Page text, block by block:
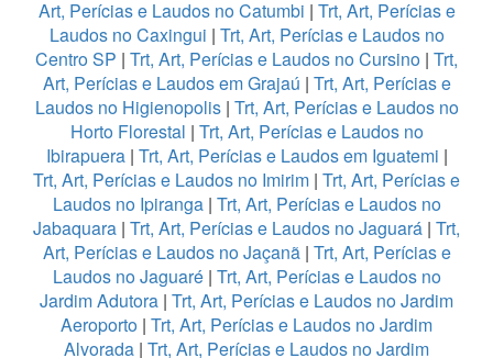
Art, Perícias e Laudos no Catumbi | Trt, Art, Perícias e
Laudos no Caxingui | Trt, Art, Perícias e Laudos no
Centro SP | Trt, Art, Perícias e Laudos no Cursino | Trt,
Art, Perícias e Laudos em Grajaú | Trt, Art, Perícias e
Laudos no Higienopolis| Trt, Art, Perícias e Laudos no
Horto Florestal | Trt, Art, Perícias e Laudos no
Ibirapuera| Trt, Art, Perícias e Laudos em Iguatemi |
Trt, Art, Perícias e Laudos no Imirim | Trt, Art, Perícias e
Laudos no Ipiranga| Trt, Art, Perícias e Laudos no
Jabaquara | Trt, Art, Perícias e Laudos no Jaguará | Trt,
Art, Perícias e Laudos no Jaçanã| Trt, Art, Perícias e
Laudos no Jaguaré| Trt, Art, Perícias e Laudos no
Jardim Adutora | Trt, Art, Perícias e Laudos no Jardim
Aeroporto | Trt, Art, Perícias e Laudos no Jardim
Alvorada | Trt, Art, Perícias e Laudos no Jardim